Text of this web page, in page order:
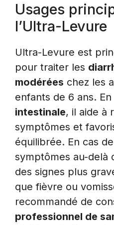
Usages
l’Ultra-Levure
Ultra-Levure est
pour traiter les
modérées chez les
enfants de 6 ans.
intestinale, il aide à
symptômes et
équilibrée. En cas
symptômes au-delà
des signes plus
que fièvre ou
recommandé de
professionnel de